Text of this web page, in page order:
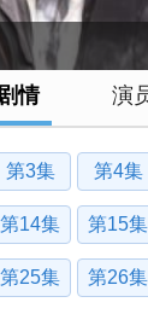
情 演
第3集 第4集
第14集 第15集
第25集 第26集